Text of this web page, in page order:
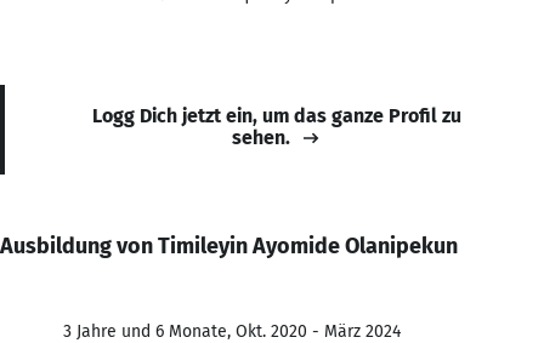
Logg Dich jetzt ein, um das ganze Profil zu
sehen.
Ausbildung von Timileyin Ayomide Olanipekun
3 Jahre und 6 Monate, Okt. 2020 - März 2024